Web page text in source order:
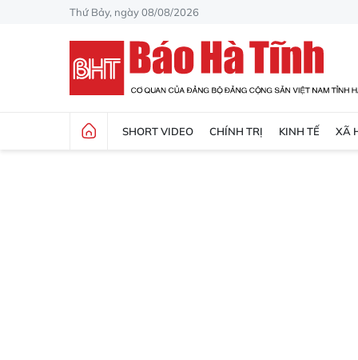
Thứ Bảy, ngày 08/08/2026
SHORT VIDEO CHÍNH TRỊ KINH TẾ XÃ